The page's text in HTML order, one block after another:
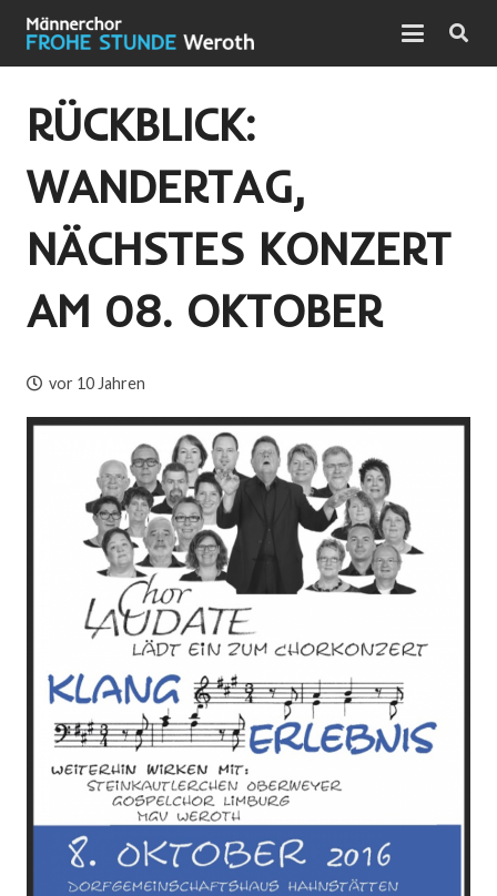
RÜCKBLICK:
WANDERTAG,
NÄCHSTES KONZERT
AM 08. OKTOBER
vor 10 Jahren